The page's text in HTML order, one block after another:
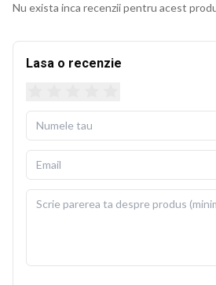
Nu exista inca recenzii pentru acest
Lasa o recenzie